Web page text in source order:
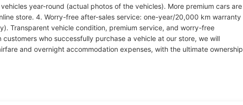
year-round (actual photos of the vehicles). More premium cars are
store. 4. Worry-free after-sales service: one-year/20,000 km warranty
Transparent vehicle condition, premium service, and worry-free
who successfully purchase a vehicle at our store, we will
and overnight accommodation expenses, with the ultimate ownership